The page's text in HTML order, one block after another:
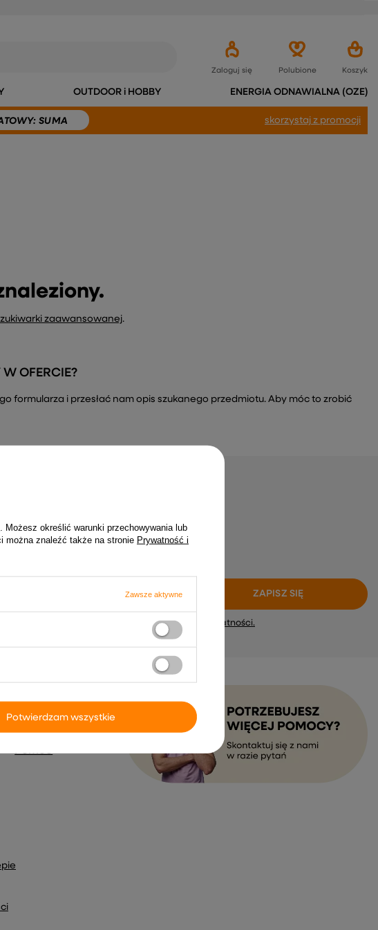
Zaloguj się Polubione Koszyk
OUTDOOR i HOBBY ENERGIA ODNAWIALNA (OZE)
: SUMA skorzystaj z promocji
zaawansowanej.
W OFERCIE?
formularza i przesłać nam opis szukanego przedmiotu. Aby móc to zrobić
i nie przegap żadnych okazji
informacje, zero spamu!
handlową (marketing). Więcej wpolityce prywatności.
ZAPISZ SIĘ
Pomoc
. Możesz określić warunki przechowywania lub
można znaleźć także na stronie Prywatność i
Zawsze aktywne
Potwierdzam wszystkie